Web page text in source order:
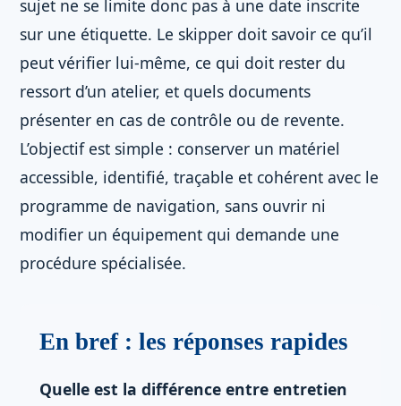
sujet ne se limite donc pas à une date inscrite
sur une étiquette. Le skipper doit savoir ce qu’il
peut vérifier lui-même, ce qui doit rester du
ressort d’un atelier, et quels documents
présenter en cas de contrôle ou de revente.
L’objectif est simple : conserver un matériel
accessible, identifié, traçable et cohérent avec le
programme de navigation, sans ouvrir ni
modifier un équipement qui demande une
procédure spécialisée.
En bref : les réponses rapides
Quelle est la différence entre entretien